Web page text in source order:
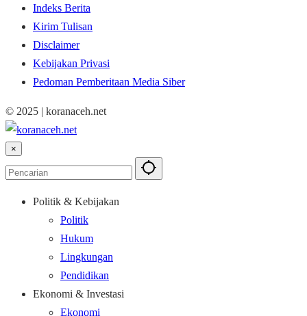
Indeks Berita
Kirim Tulisan
Disclaimer
Kebijakan Privasi
Pedoman Pemberitaan Media Siber
© 2025 | koranaceh.net
×
Politik & Kebijakan
Politik
Hukum
Lingkungan
Pendidikan
Ekonomi & Investasi
Ekonomi